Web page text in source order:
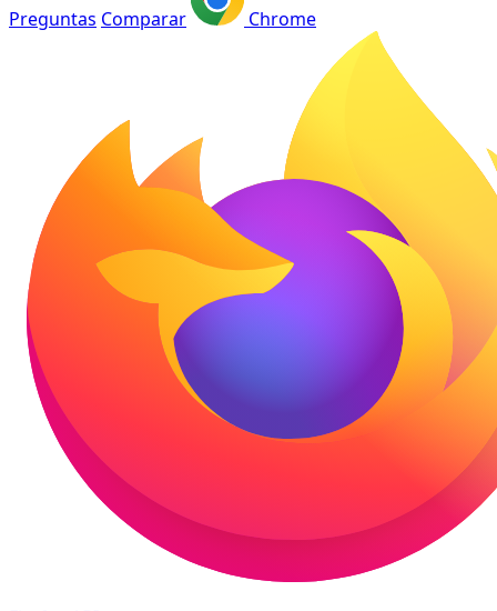
Preguntas Comparar Chrome